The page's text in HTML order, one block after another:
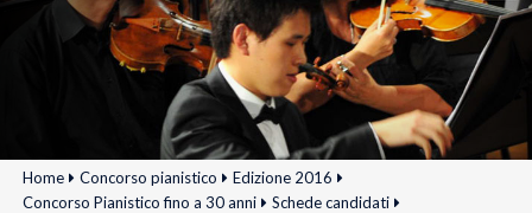
Home Concorso pianistico
Edizione 2016
Concorso Pianistico fino a 30 anni
Schede candidati